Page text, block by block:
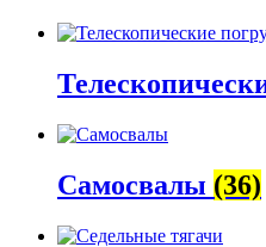
Самосвалы (36)